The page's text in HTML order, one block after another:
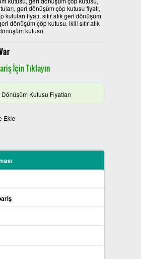
SIFIR ATIK KUTULARI
SIFIR ATIK KUTULARI
SIFIR ATIK KUTULARI
SIFIR ATIK
KUTULARI
KONTEYNERLARI
BİLGİLENDİRME
ÇÖP POŞETLERİ
geri dönüşüm çöp kutusu fiyatı,
fiyatı, sıfır atık geri dönüşüm
dönüşüm çöp kutusu, ikili sıfır atık
kutusu
İçin Tıklayın
Kutusu Fiyatları
Ekle